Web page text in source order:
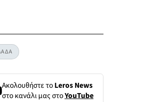
Ακολουθήστε τοLeros News
στο κανάλι μας στοYouTube